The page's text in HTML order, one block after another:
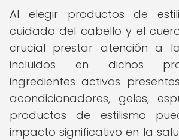
Al elegir productos de
cuidado del cabello y el
crucial prestar atención a
incluidos en dichos
ingredientes activos
acondicionadores, geles,
productos de estilismo
impacto significativo en la